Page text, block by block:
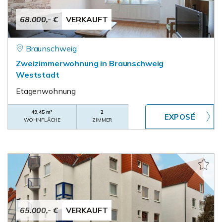
68.000,- € VERKAUFT
Braunschweig
Zweizimmerwohnung in Braunschweig
Weststadt
Etagenwohnung
49,45 m²
WOHNFLÄCHE
2
ZIMMER
65.000,- € VERKAUFT